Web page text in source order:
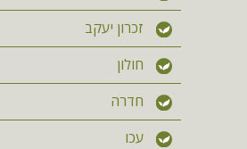
זכרון יעקב
חולון
חדרה
עכו